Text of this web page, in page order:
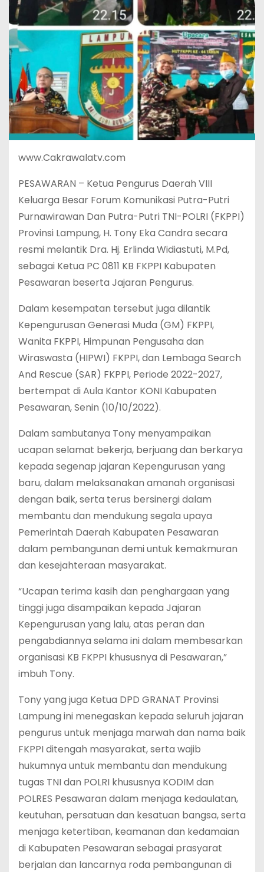
www.Cakrawalatv.com
PESAWARAN – Ketua Pengurus Daerah VIII
Keluarga Besar Forum Komunikasi Putra-Putri
Purnawirawan Dan Putra-Putri TNI-POLRI (FKPPI)
Provinsi Lampung, H. Tony Eka Candra secara
resmi melantik Dra. Hj. Erlinda Widiastuti, M.Pd,
sebagai Ketua PC 0811 KB FKPPI Kabupaten
Pesawaran beserta Jajaran Pengurus.
Dalam kesempatan tersebut juga dilantik
Kepengurusan Generasi Muda (GM) FKPPI,
Wanita FKPPI, Himpunan Pengusaha dan
Wiraswasta (HIPWI) FKPPI, dan Lembaga Search
And Rescue (SAR) FKPPI, Periode 2022-2027,
bertempat di Aula Kantor KONI Kabupaten
Pesawaran, Senin (10/10/2022).
Dalam sambutanya Tony menyampaikan
ucapan selamat bekerja, berjuang dan berkarya
kepada segenap jajaran Kepengurusan yang
baru, dalam melaksanakan amanah organisasi
dengan baik, serta terus bersinergi dalam
membantu dan mendukung segala upaya
Pemerintah Daerah Kabupaten Pesawaran
dalam pembangunan demi untuk kemakmuran
dan kesejahteraan masyarakat.
“Ucapan terima kasih dan penghargaan yang
tinggi juga disampaikan kepada Jajaran
Kepengurusan yang lalu, atas peran dan
pengabdiannya selama ini dalam membesarkan
organisasi KB FKPPI khususnya di Pesawaran,”
imbuh Tony.
Tony yang juga Ketua DPD GRANAT Provinsi
Lampung ini menegaskan kepada seluruh jajaran
pengurus untuk menjaga marwah dan nama baik
FKPPI ditengah masyarakat, serta wajib
hukumnya untuk membantu dan mendukung
tugas TNI dan POLRI khususnya KODIM dan
POLRES Pesawaran dalam menjaga kedaulatan,
keutuhan, persatuan dan kesatuan bangsa, serta
menjaga ketertiban, keamanan dan kedamaian
di Kabupaten Pesawaran sebagai prasyarat
berjalan dan lancarnya roda pembangunan di